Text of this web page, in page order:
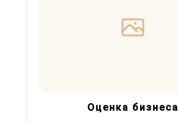
Оценка бизнеса